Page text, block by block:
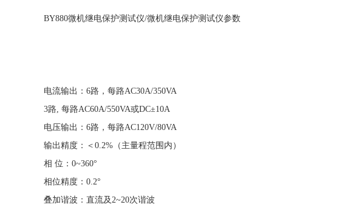
BY880微机继电保护测试仪/微机继电保护测试仪参数
电流输出：6路，每路AC30A/350VA
3路, 每路AC60A/550VA或DC±10A
电压输出：6路，每路AC120V/80VA
输出精度：＜0.2%（主量程范围内）
相 位：0~360°
相位精度：0.2°
叠加谐波：直流及2~20次谐波